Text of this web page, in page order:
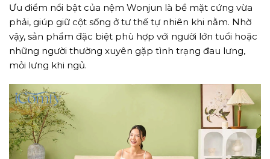
Ưu điểm nổi bật của nệm Wonjun là bề mặt cứng vừa
phải, giúp giữ cột sống ở tư thế tự nhiên khi nằm. Nhờ
vậy, sản phẩm đặc biệt phù hợp với người lớn tuổi hoặc
những người thường xuyên gặp tình trạng đau lưng,
mỏi lưng khi ngủ.